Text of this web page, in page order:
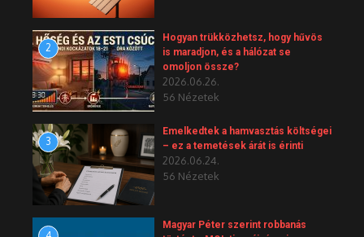
2
Hogyan trükközhetsz, hogy hűvös
is maradjon, és a hálózat se
omoljon össze?
2026.06.26.
56 Nézetek
3
Emelkedtek a hamvasztás költségei
– ez a temetések árát is érinti
2026.06.24.
56 Nézetek
Magyar Péter szerint robbanás